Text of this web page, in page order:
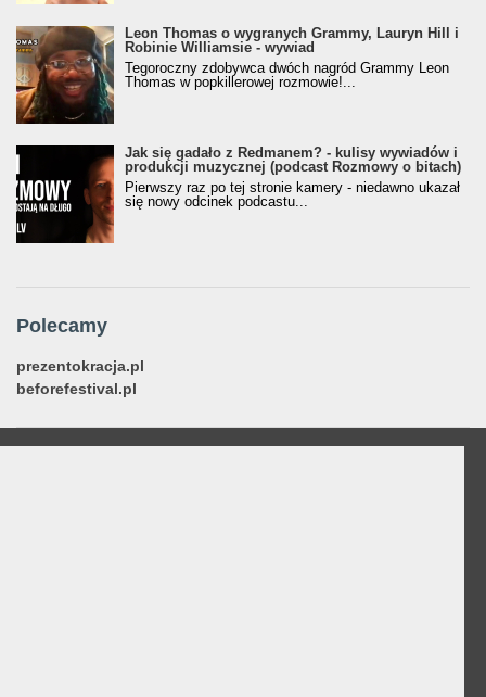
Leon Thomas o wygranych Grammy, Lauryn Hill i
Robinie Williamsie - wywiad
Tegoroczny zdobywca dwóch nagród Grammy Leon
Thomas w popkillerowej rozmowie!...
Jak się gadało z Redmanem? - kulisy wywiadów i
produkcji muzycznej (podcast Rozmowy o bitach)
Pierwszy raz po tej stronie kamery - niedawno ukazał
się nowy odcinek podcastu...
Polecamy
prezentokracja.pl
beforefestival.pl